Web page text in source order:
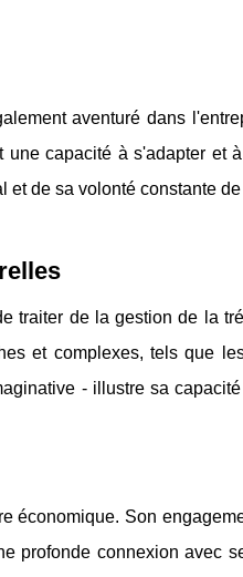
aventuré dans
capacité à s'adapter et
et de sa volonté constante
traiter de la gestion de la
et complexes, tels que
- illustre sa
économique. Son
profonde connexion avec